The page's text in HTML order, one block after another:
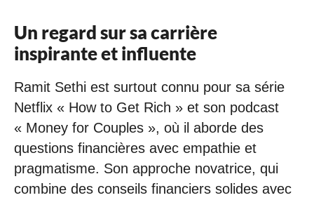
Un regard sur sa carrière
inspirante et influente
Ramit Sethi est surtout connu pour sa série
Netflix « How to Get Rich » et son podcast
« Money for Couples », où il aborde des
questions financières avec empathie et
pragmatisme. Son approche novatrice, qui
combine des conseils financiers solides avec